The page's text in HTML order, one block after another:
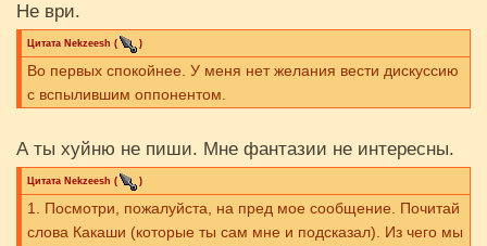
Не ври.
Цитата Nekzeesh ( )
Во первых спокойнее. У меня нет желания вести дискуссию
с вспылившим оппонентом.
А ты хуйню не пиши. Мне фантазии не интересны.
Цитата Nekzeesh ( )
1. Посмотри, пожалуйста, на пред мое сообщение. Почитай
слова Какаши (которые ты сам мне и подсказал). Из чего мы